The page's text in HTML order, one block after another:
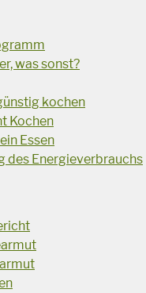
was sonst?
kochen
Kochen
Essen
des Energieverbrauchs